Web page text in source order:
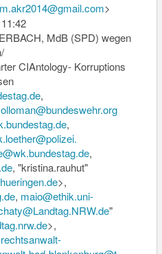
>
MdB (SPD) wegen
CIAntology- Korruptions
,
n@bundeswehr.org
bundestag.de,
,
, "kristina.rauhut"
>,
, maio@ethik.uni-
de"
de>,
rechtsanwalt-